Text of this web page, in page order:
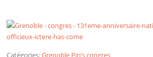
Catégories:Grenoble Pin’s congres